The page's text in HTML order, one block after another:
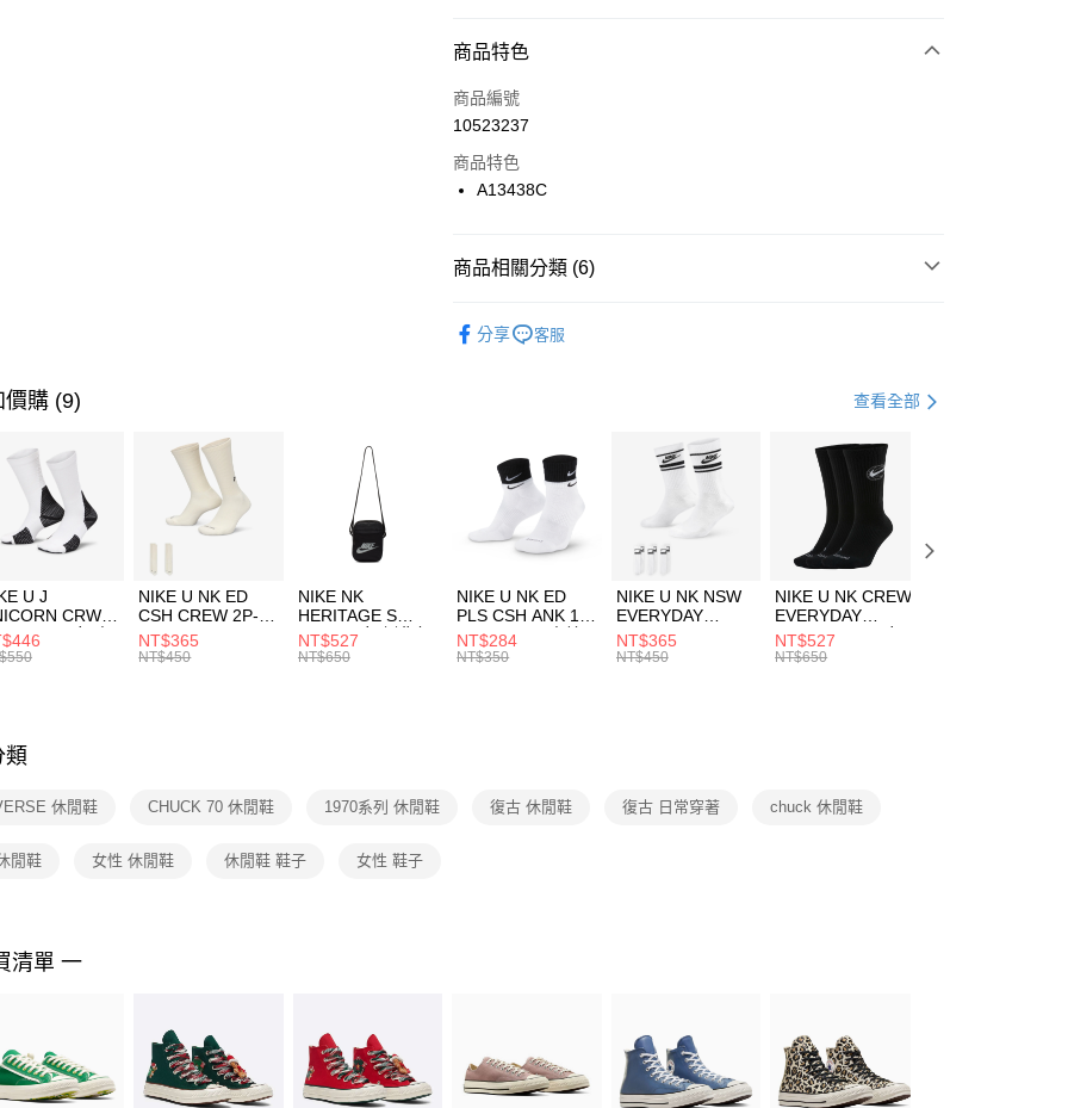
合作金庫商業銀行
華南商業銀行
上海商業儲蓄銀行
國泰世華商業銀行
聯邦商業銀行
台新國際商業銀行
LINE Pay
Apple Pay
【關於「AFTEE先享後付」】
３．安心：先確認商品／服務後，再付款。
【「AFTEE先享後付」結帳流程】
１．於結帳方式選擇「AFTEE先享後付」後，將跳轉至「AFTEE先享後
付」結帳頁面，進行簡訊認證並確認金額後，即可完成結帳。
２．訂單成立數日內，您將收到繳費通知簡訊。
３．收到繳費通知簡訊後14天內，點擊此簡訊中的連結，可透過四大超商
／ATM／網路銀行／等多元方式進行付款，方視為交易完成。
※ 請注意：結帳手續完成當下不需立刻繳費，但若您需要取消訂單，請聯
絡購買商品的店家。未經商家同意取消之訂單仍視為有效，需透過AFTEE
先享後付繳納相關費用。
１．透過由恩沛科技股份有限公司提供之「AFTEE先享後付」服務完成之
交易，需依本服務之必要範圍內提供個人資料，並將交易相關給付款項請
形，恩沛科技股份有限公司將有權停止該用戶之使用額度並採取法律行
動。
每筆NT$100，滿NT$1,500(含以上)免運費
每筆NT$100，滿NT$1,500(含以上)免運費
付款後門市自取
每筆NT$100，滿NT$1,500(含以上)免運費
商品特色
商品編號
10523237
商品特色
A13438C
商品相關分類 (6)
經典系列 CONVERSE 1970系列
促銷活動 兒童/青少年｜鞋服6折起
分享 客服
價購 (9) 查看全部
U J
CRW
-160 男女 中
FZ3393100
NIKE U NK ED
CSH CREW 2P-
144 EMBRDY 男
女 短統襪
NT$365
NT$450
NIKE NK
HERITAGE S
SMIT 男女 側背包
BA5871010
NT$527
NT$650
NIKE U NK ED
PLS CSH ANK 1P
144 DBL 男 中統
襪 DH4058104
NT$284
NT$350
NIKE U NK NSW
EVERYDAY
ESSENTIAL CR
男女 短統襪
NT$365
NT$450
NIKE U NK CREW
EVERYDAY
BBALL 3PR 男女
長統襪
NT$527
NT$650
類
休閒鞋 CHUCK 70 休閒鞋 1970系列 休閒鞋 復古 休閒鞋 復古 日常穿著 chuck 休閒鞋
閒鞋 女性 休閒鞋 休閒鞋 鞋子 女性 鞋子
清單 一